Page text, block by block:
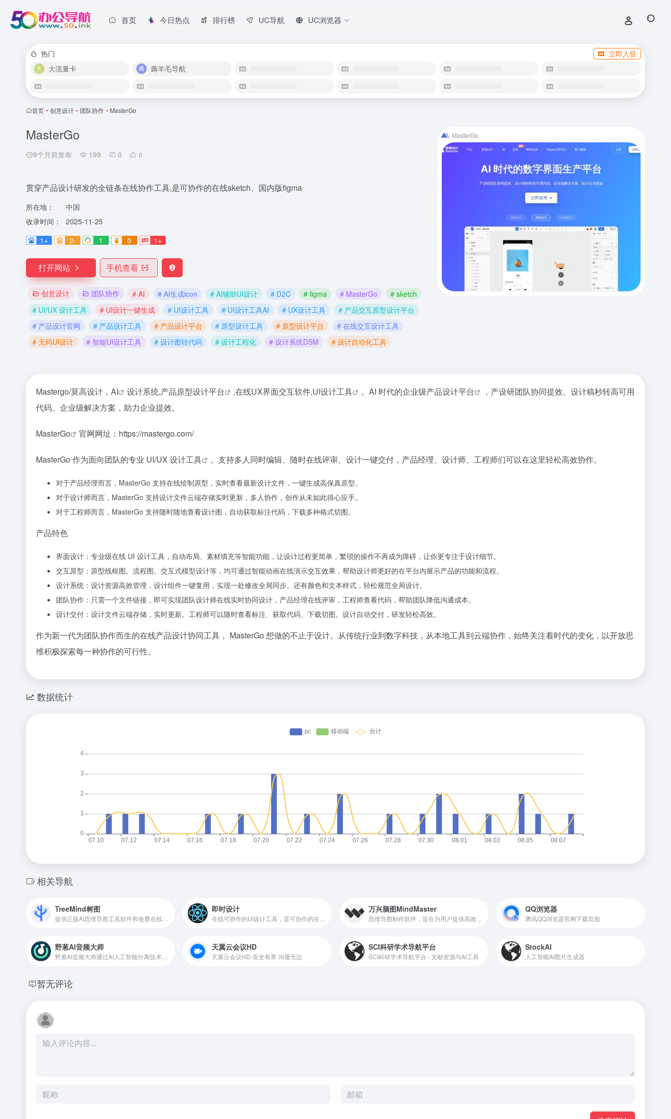
首页 今日热点 排行榜 UC导航 UC浏览器
热门
立即入驻
大流量卡
薅羊毛导航
首页 • 创意设计 • 团队协作 • MasterGo
MasterGo
9个月前发布 199 0 0
贯穿产品设计研发的全链条在线协作工具,是可协作的在线sketch、国内版figma
所在地：
中国
收录时间：
2025-11-25
1+
2- 1 0 1+
打开网站 手机查看
创意设计 团队协作 # AI # AI生成icon # AI辅助UI设计 # D2C # figma # MasterGo
# sketch
# UI/UX 设计工具
# UI设计一键生成 # UI设计工具 # UI设计工具AI # UX设计工具
# 产品交互原型设计平台
# 产品设计官网
# 产品设计工具 # 产品设计平台 # 原型设计工具 # 原型设计平台
# 在线交互设计工具
# 无码UI设计
# 智能UI设计工具 # 设计图转代码 # 设计工程化 # 设计系统DSM # 设计自动化工具
MasterGo
Mastergo/莫高设计， AI 设计系统,产品原型设计平台 ,在线UX界面交互软件,UI设计工具 。AI 时代的企业级产品设计平台
，产设研团队协同提效、设计稿秒转高可用
代码、企业级解决方案，助力企业提效。
MasterGo 官网网址：https://mastergo.com/
MasterGo 作为面向团队的专业 UI/UX 设计工具 。支持多人同时编辑、随时在线评审、设计一键交付，产品经理、设计师、工程师们可以在这里轻松高效协作。
对于产品经理而言，MasterGo 支持在线绘制原型，实时查看最新设计文件，一键生成高保真原型。
对于设计师而言，MasterGo 支持设计文件云端存储实时更新，多人协作，创作从未如此得心应手。
对于工程师而言，MasterGo 支持随时随地查看设计图，自动获取标注代码，下载多种格式切图。
产品特色
界面设计：专业级在线 UI 设计工具，自动布局、素材填充等智能功能，让设计过程更简单，繁琐的操作不再成为障碍，让你更专注于设计细节。
交互原型：原型线框图、流程图、交互式模型设计等，均可通过智能动画在线演示交互效果，帮助设计师更好的在平台内展示产品的功能和流程。
设计系统：设计资源高效管理，设计组件一键复用，实现一处修改全局同步。还有颜色和文本样式，轻松规范全局设计。
团队协作：只需一个文件链接，即可实现团队设计师在线实时协同设计，产品经理在线评审，工程师查看代码，帮助团队降低沟通成本。
设计交付：设计文件云端存储，实时更新。工程师可以随时查看标注、获取代码、下载切图。设计自动交付，研发轻松高效。
作为新一代为团队协作而生的在线产品设计协同工具， MasterGo 想做的不止于设计。从传统行业到数字科技，从本地工具到云端协作，始终关注着时代的变化，以开放思
维积极探索每一种协作的可行性。
数据统计
相关导航
TreeMind树图 即时设计 万兴脑图MindMaster QQ浏览器
腾讯QQ浏览器官网下载页面
野葱AI音频大师 天翼云会议HD
天翼云会议HD-安全有界 沟通无边
SCI科研学术导航平台
SCI科研学术导航平台 - 文献资源与AI工具
StockAI
人工智能AI图片生成器
暂无评论